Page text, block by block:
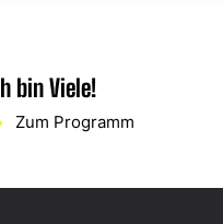
bin Viele!
Zum Programm